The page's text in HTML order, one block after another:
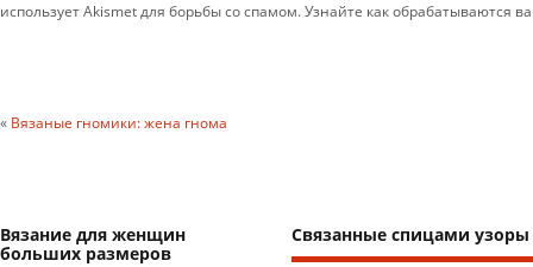
использует Akismet для борьбы со спамом. Узнайте как обрабатываются
« Вязаные гномики: жена гнома
Вязание для женщин
больших размеров
Связанные спицами узоры